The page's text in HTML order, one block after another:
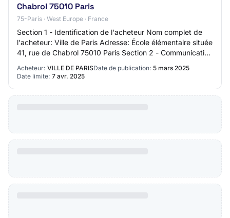
Chabrol 75010 Paris
75-Paris · West Europe · France
Section 1 - Identification de l'acheteur Nom complet de
l'acheteur: Ville de Paris Adresse: École élémentaire située
41, rue de Chabrol 75010 Paris Section 2 - Communication
Acheteur: VILLE DE PARISDate de publication: 5 mars 2025
Date limite: 7 avr. 2025